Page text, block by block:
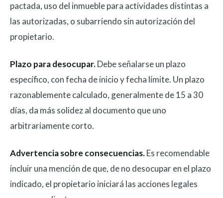
pactada, uso del inmueble para actividades distintas a
las autorizadas, o subarriendo sin autorización del
propietario.
Plazo para desocupar.Debe señalarse un plazo
específico, con fecha de inicio y fecha límite. Un plazo
razonablemente calculado, generalmente de 15 a 30
días, da más solidez al documento que uno
arbitrariamente corto.
Advertencia sobre consecuencias.Es recomendable
incluir una mención de que, de no desocupar en el plazo
indicado, el propietario iniciará las acciones legales